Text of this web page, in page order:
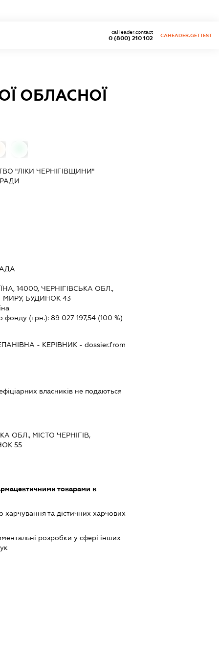
0 (800) 210 102
caHeader.contact
CAHEADER.GETTEST
ОБЛАСНОЇ
"ЛІКИ ЧЕРНІГІВЩИНИ"
14000, ЧЕРНІГІВСЬКА ОБЛ.,
МИРУ, БУДИНОК 43
фонду (грн.): 89 027 197,54(100 %)
- КЕРІВНИК - dossier.from
власників не подаються
ОБЛ., МІСТО ЧЕРНІГІВ,
55
товарами в
та дієтичних харчових
розробки у сфері інших